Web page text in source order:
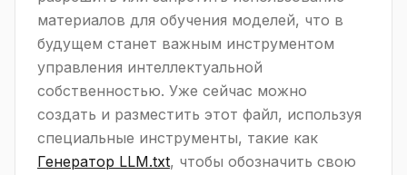
материалов для обучения моделей, что в
будущем станет важным инструментом
управления интеллектуальной
собственностью. Уже сейчас можно
создать и разместить этот файл, используя
специальные инструменты, такие как
Генератор LLM.txt, чтобы обозначить свою